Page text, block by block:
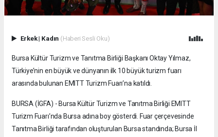
Erkek| Kadın (Haberi Sesli Oku)
Bursa Kültür Turizm ve Tanıtma Birliği Başkanı Oktay Yılmaz,
Türkiye’nin en büyük ve dünyanın ilk 10 büyük turizm fuarı
arasında bulunan EMITT Turizm Fuarı’na katıldı.
BURSA (İGFA) - Bursa Kültür Turizm ve Tanıtma Birliği EMITT
Turizm Fuarı’nda Bursa adına boy gösterdi. Fuar çerçevesinde
Tanıtma Birliği tarafından oluşturulan Bursa standında; Bursa İl